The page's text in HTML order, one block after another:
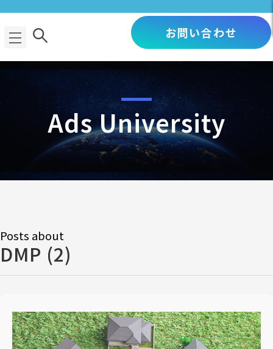
お問い合わせ
Ads University
Posts about
DMP (2)